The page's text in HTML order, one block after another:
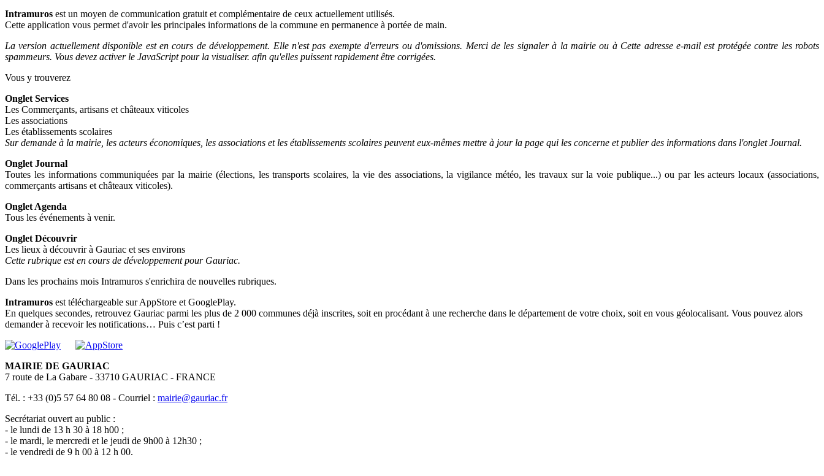
Intramuros est un moyen de communication gratuit et complémentaire de ceux actuellement utilisés.
Cette application vous permet d'avoir les principales informations de la commune en permanence à portée de main.
La version actuellement disponible est en cours de développement. Elle n'est pas exempte d'erreurs ou d'omissions. Merci de les signaler à la mairie ou à Cette adresse e-mail est protégée contre les robots
spammeurs. Vous devez activer le JavaScript pour la visualiser. afin qu'elles puissent rapidement être corrigées.
Vous y trouverez
Onglet Services
Les Commerçants, artisans et châteaux viticoles
Les associations
Les établissements scolaires
Sur demande à la mairie, les acteurs économiques, les associations et les établissements scolaires peuvent eux-mêmes mettre à jour la page qui les concerne et publier des informations dans l'onglet Journal.
Onglet Journal
Toutes les informations communiquées par la mairie (élections, les transports scolaires,la vie des associations, la vigilance météo, les travaux sur la voie publique...) ou par les acteurs locaux (associations,
commerçants artisans et châteaux viticoles).
Onglet Agenda
Tous les événements à venir.
Onglet Découvrir
Les lieux à découvrir à Gauriac et ses environs
Cette rubrique est en cours de développement pour Gauriac.
Dans les prochains mois Intramuros s'enrichira de nouvelles rubriques.
Intramuros est téléchargeable sur AppStore et GooglePlay.
En quelques secondes, retrouvez Gauriac parmi les plus de 2 000 communes déjà inscrites, soit en procédant à une recherche dans le département de votre choix, soit en vous géolocalisant. Vous pouvez alors
demander à recevoir les notifications… Puis c’est parti !
MAIRIE DE GAURIAC
7 route de La Gabare - 33710 GAURIAC - FRANCE
Tél. : +33 (0)5 57 64 80 08 - Courriel : mairie@gauriac.fr
Secrétariat ouvert au public :
- le lundi de 13 h 30 à 18 h00 ;
- le mardi, le mercredi et le jeudi de 9h00 à 12h30 ;
- le vendredi de 9 h 00 à 12 h 00.